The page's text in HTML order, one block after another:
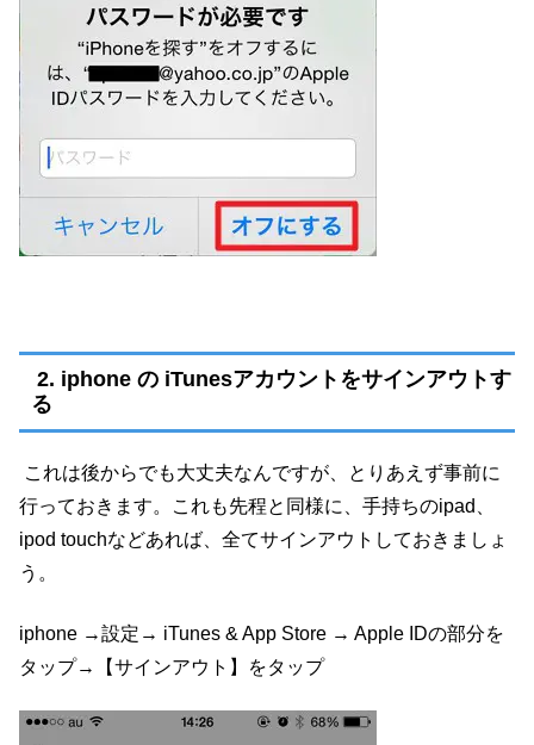
2. iphone の iTunesアカウントをサインアウトす
る
これは後からでも大丈夫なんですが、とりあえず事前に
行っておきます。これも先程と同様に、手持ちのipad、
ipod touchなどあれば、全てサインアウトしておきましょ
う。
iphone →設定→ iTunes & App Store → Apple IDの部分を
タップ→【サインアウト】をタップ